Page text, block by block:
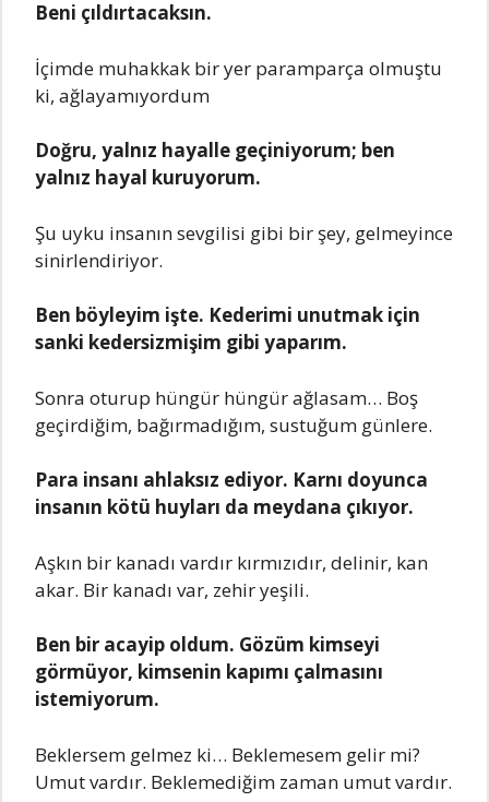
Beni çıldırtacaksın.
İçimde muhakkak bir yer paramparça olmuştu
ki, ağlayamıyordum
Doğru, yalnız hayalle geçiniyorum; ben
yalnız hayal kuruyorum.
Şu uyku insanın sevgilisi gibi bir şey, gelmeyince
sinirlendiriyor.
Ben böyleyim işte. Kederimi unutmak için
sanki kedersizmişim gibi yaparım.
Sonra oturup hüngür hüngür ağlasam… Boş
geçirdiğim, bağırmadığım, sustuğum günlere.
Para insanı ahlaksız ediyor. Karnı doyunca
insanın kötü huyları da meydana çıkıyor.
Aşkın bir kanadı vardır kırmızıdır, delinir, kan
akar. Bir kanadı var, zehir yeşili.
Ben bir acayip oldum. Gözüm kimseyi
görmüyor, kimsenin kapımı çalmasını
istemiyorum.
Beklersem gelmez ki… Beklemesem gelir mi?
Umut vardır. Beklemediğim zaman umut vardır.